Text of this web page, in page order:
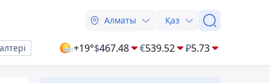
Алматы Қаз
+19°$467.48 €539.52 ₽5.73